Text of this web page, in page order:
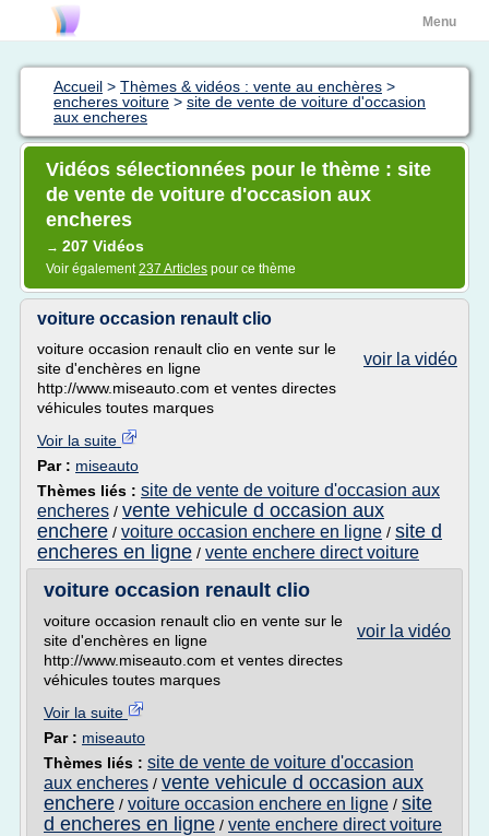
Menu
Accueil > Thèmes & vidéos : vente au enchères >
encheres voiture > site de vente de voiture d'occasion
aux encheres
Vidéos sélectionnées pour le thème : site
de vente de voiture d'occasion aux
encheres
→ 207 Vidéos
Voir également237 Articles pour ce thème
voiture occasion renault clio
voir la vidéo
voiture occasion renault clio en vente sur le
site d'enchères en ligne
http://www.miseauto.com et ventes directes
véhicules toutes marques
Voir la suite
Par : miseauto
Thèmes liés : site de vente de voiture d'occasion aux
encheres / vente vehicule d occasion aux
enchere / voiture occasion enchere en ligne / site d
encheres en ligne / vente enchere direct voiture
voiture occasion renault clio
voir la vidéo
voiture occasion renault clio en vente sur le
site d'enchères en ligne
http://www.miseauto.com et ventes directes
véhicules toutes marques
Voir la suite
Par : miseauto
Thèmes liés : site de vente de voiture d'occasion
aux encheres / vente vehicule d occasion aux
enchere / voiture occasion enchere en ligne / site
d encheres en ligne / vente enchere direct voiture